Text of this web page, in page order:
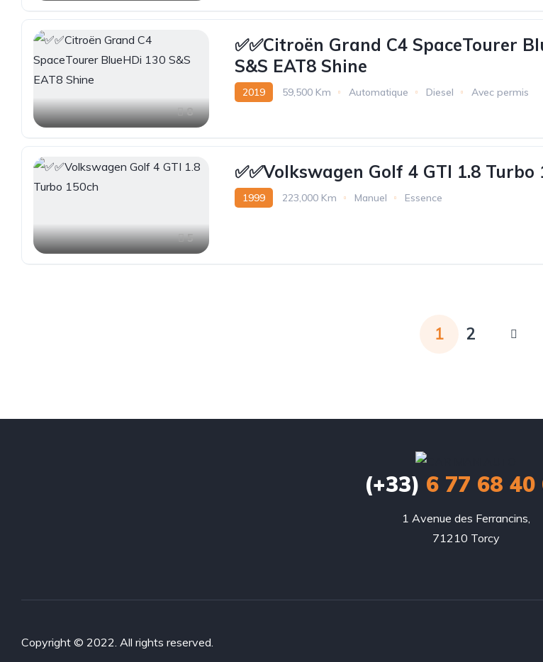
8
✅️✅️Citroën Grand C4 SpaceTourer
S&S EAT8 Shine
2019 59,500 Km Automatique Diesel Avec permis
5
✅️✅️Volkswagen Golf 4 GTI 1.8 Turbo
1999 223,000 Km Manuel Essence
1 2
(+33) 6 77 68 40
1 Avenue des Ferrancins,
71210 Torcy
Copyright © 2022. All rights reserved.